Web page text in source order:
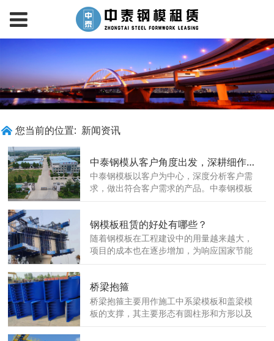
您当前的位置: 新闻资讯
中泰钢模从客户角度出发，深耕细作，实事求是，打造过硬产品质量
中泰钢模板以客户为中心，深度分析客户需
求，做出符合客户需求的产品。中泰钢模板
为客户营造舒心的采购体验。 我们的定制的
优势......
钢模板租赁的好处有哪些？
随着钢模板在工程建设中的用量越来越大，
项目的成本也在逐步增加，为响应国家节能
板等以租赁的方式采购......
桥梁抱箍
桥梁抱箍主要用作施工中系梁模板和盖梁模
板的支撑，其主要形态有圆柱形和方形以及